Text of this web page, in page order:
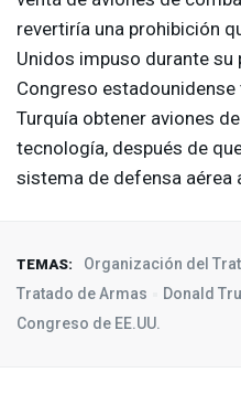
revertiría una prohibición
Unidos impuso durante su
Congreso
Turquía obtener aviones
tecnología, después de
sistema de defensa aérea
TEMAS:
Organización del
Tratado de Armas
Donald
Congreso de EE.UU.